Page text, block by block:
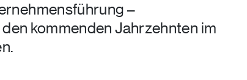
–
kommenden Jahrzehnten im